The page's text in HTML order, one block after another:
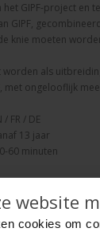
GIPF-project en
GIPF,
knie moeten
als
met ongelooflijk
FR / DE
13 jaar
60 minuten
website
cookies om